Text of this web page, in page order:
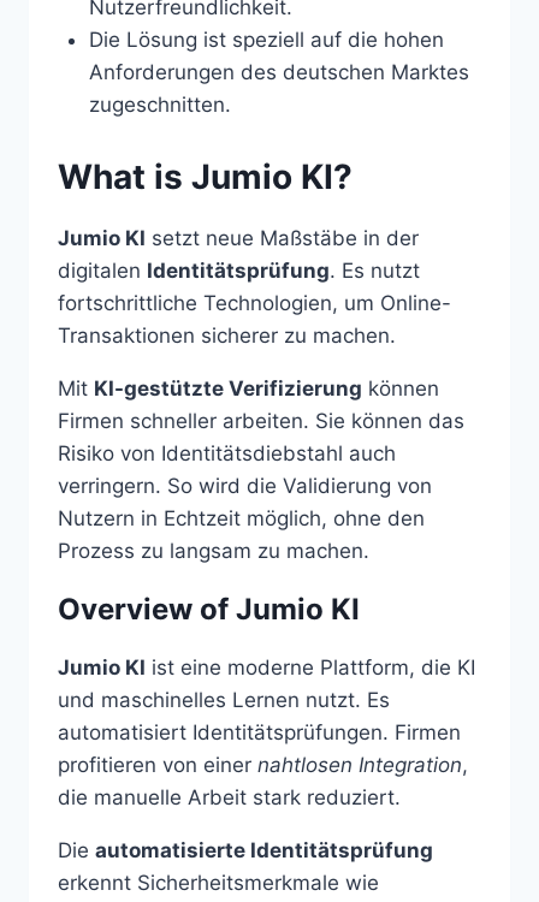
Nutzerfreundlichkeit.
Die Lösung ist speziell auf die hohen
Anforderungen des deutschen Marktes
zugeschnitten.
What is Jumio KI?
Jumio KI setzt neue Maßstäbe in der
digitalen Identitätsprüfung. Es nutzt
fortschrittliche Technologien, um Online-
Transaktionen sicherer zu machen.
Mit KI-gestützte Verifizierung können
Firmen schneller arbeiten. Sie können das
Risiko von Identitätsdiebstahl auch
verringern. So wird die Validierung von
Nutzern in Echtzeit möglich, ohne den
Prozess zu langsam zu machen.
Overview of Jumio KI
Jumio KI ist eine moderne Plattform, die KI
und maschinelles Lernen nutzt. Es
automatisiert Identitätsprüfungen. Firmen
profitieren von einer nahtlosen Integration,
die manuelle Arbeit stark reduziert.
Die automatisierte Identitätsprüfung
erkennt Sicherheitsmerkmale wie